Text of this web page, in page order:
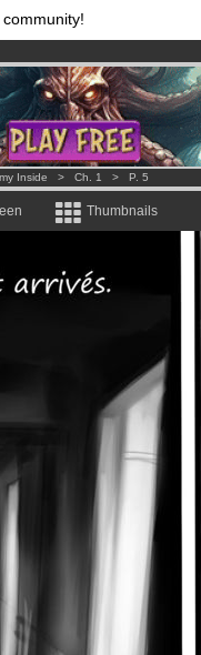
& mangas!.
per month !Get membership now
Inside > Ch. 1 > P. 5
Thumbnails